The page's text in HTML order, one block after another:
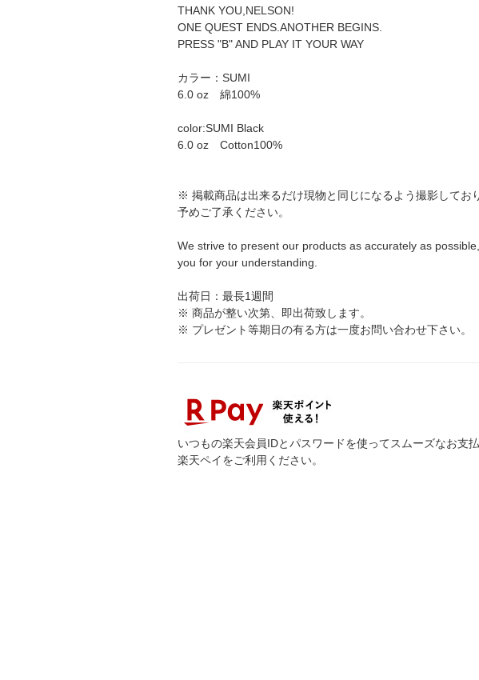
THANK YOU,NELSON!
ONE QUEST ENDS.ANOTHER BEGINS.
PRESS "B" AND PLAY IT YOUR WAY
カラー：SUMI
6.0 oz 綿100%
color:SUMI Black
6.0 oz Cotton100%
※ 掲載商品は出来るだけ現物と同じになるよう撮影してお
予めご了承ください。
We strive to present our products as accurately as
you for your understanding.
出荷日：最長1週間
※ 商品が整い次第、即出荷致します。
※ プレゼント等期日の有る方は一度お問い合わせ下さい。
いつもの楽天会員IDとパスワードを使ってスムーズなお支
楽天ペイをご利用ください。